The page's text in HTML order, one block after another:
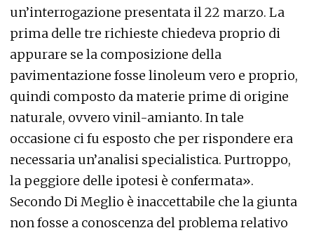
un’interrogazione presentata il 22 marzo. La
prima delle tre richieste chiedeva proprio di
appurare se la composizione della
pavimentazione fosse linoleum vero e proprio,
quindi composto da materie prime di origine
naturale, ovvero vinil-amianto. In tale
occasione ci fu esposto che per rispondere era
necessaria un’analisi specialistica. Purtroppo,
la peggiore delle ipotesi è confermata».
Secondo Di Meglio è inaccettabile che la giunta
non fosse a conoscenza del problema relativo